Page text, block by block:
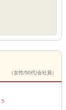
（女性/50代/会社員）
5